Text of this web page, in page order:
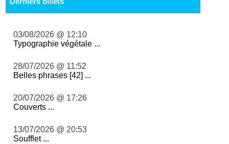
03/08/2026 @ 12:10
Typographie végétale ...
28/07/2026 @ 11:52
Belles phrases [42] ...
20/07/2026 @ 17:26
Couverts ...
13/07/2026 @ 20:53
Soufflet ...